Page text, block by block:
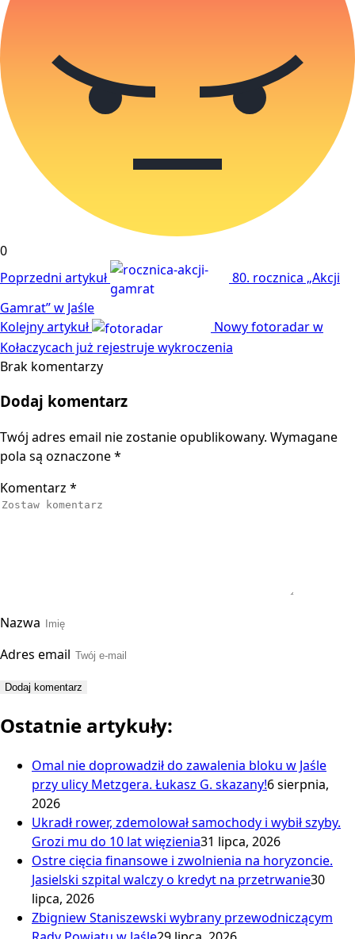
0
Poprzedni artykuł
80. rocznica „Akcji
Gamrat” w Jaśle
Kolejny artykuł
Nowy fotoradar w
Kołaczycach już rejestruje wykroczenia
Brak komentarzy
Dodaj komentarz
Twój adres email nie zostanie opublikowany. Wymagane
pola są oznaczone*
Komentarz *
Nazwa
Adres email
Ostatnie artykuły:
Omal nie doprowadził do zawalenia bloku w Jaśle
przy ulicy Metzgera. Łukasz G. skazany!6 sierpnia,
2026
Ukradł rower, zdemolował samochody i wybił szyby.
Grozi mu do 10 lat więzienia31 lipca, 2026
Ostre cięcia finansowe i zwolnienia na horyzoncie.
Jasielski szpital walczy o kredyt na przetrwanie30
lipca, 2026
Zbigniew Staniszewski wybrany przewodniczącym